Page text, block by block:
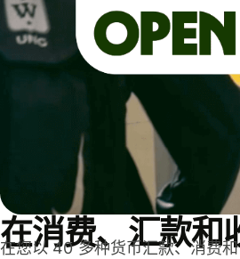
在消费、汇款和
在您以 40 多种货币汇款、消费